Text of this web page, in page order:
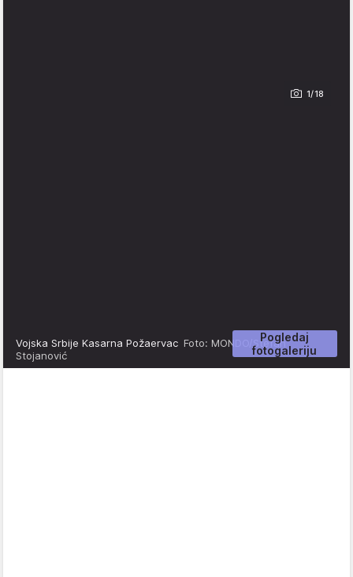
1/18
Pogledaj
fotogaleriju
Vojska Srbije Kasarna Požaervac Foto: MONDO/Stefan
Stojanović